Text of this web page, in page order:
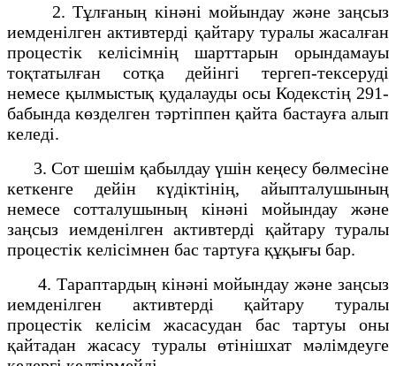
2. Тұлғаның кінәні мойындау және заңсыз
иемденілген активтерді қайтару туралы жасалған
процестік келісімнің шарттарын орындамауы
тоқтатылған сотқа дейінгі тергеп-тексеруді
немесе қылмыстық қудалауды осы Кодекстің 291-
бабында көзделген тәртіппен қайта бастауға алып
келеді.
3. Сот шешім қабылдау үшін кеңесу бөлмесіне
кеткенге дейін күдіктінің, айыпталушының
немесе сотталушының кінәні мойындау және
заңсыз иемденілген активтерді қайтару туралы
процестік келісімнен бас тартуға құқығы бар.
4. Тараптардың кінәні мойындау және заңсыз
иемденілген активтерді қайтару туралы
процестік келісім жасасудан бас тартуы оны
қайтадан жасасу туралы өтінішхат мәлімдеуге